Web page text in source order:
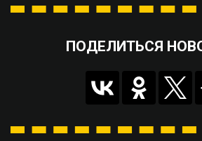
ПОДЕЛИТЬСЯ